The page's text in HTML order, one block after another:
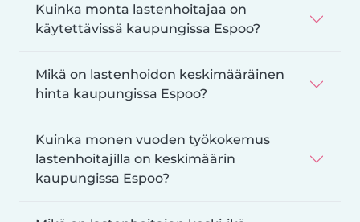
Kuinka monta lastenhoitajaa on
käytettävissä kaupungissa Espoo?
Mikä on lastenhoidon keskimääräinen
hinta kaupungissa Espoo?
Kuinka monen vuoden työkokemus
lastenhoitajilla on keskimäärin
kaupungissa Espoo?